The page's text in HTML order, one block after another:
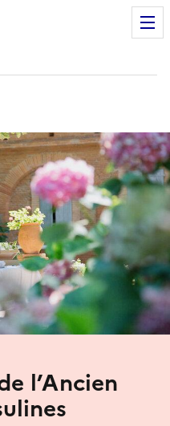
l’Ancien